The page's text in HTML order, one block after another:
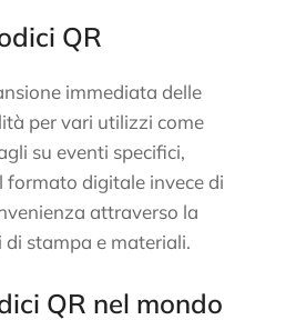
QR
immediata delle
per vari utilizzi come
su eventi specifici,
formato digitale invece di
attraverso la
stampa e materiali.
QR nel mondo